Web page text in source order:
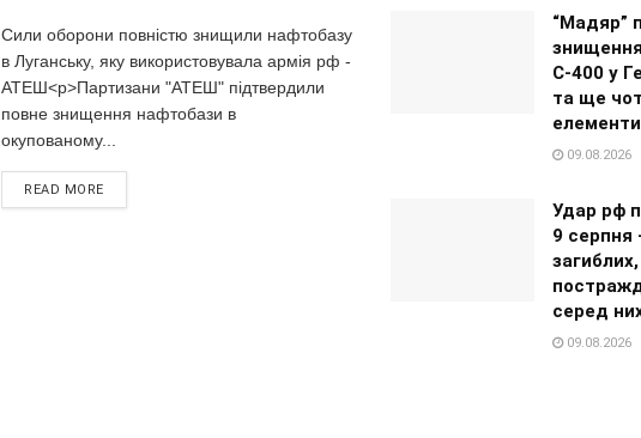
Сили оборони повністю знищили нафтобазу
в Луганську, яку використовувала армія рф -
АТЕШ<p>Партизани "АТЕШ" підтвердили
повне знищення нафтобази в
окупованому...
READ MORE
“Мадяр”
С-400 у
та ще
09.08.2026
Удар рф
9 серпня
серед
09.08.2026